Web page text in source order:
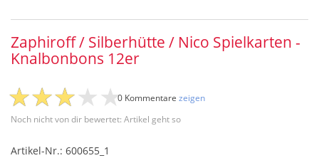
Zaphiroff / Silberhütte / Nico Spielkarten -
Knalbonbons 12er
Noch nicht von dir bewertet: Artikel geht so
0 Kommentare zeigen
Artikel-Nr.: 600655_1